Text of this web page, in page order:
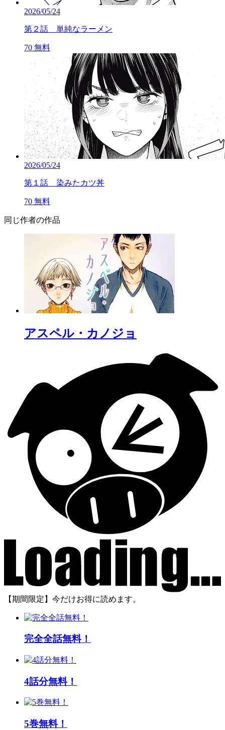
2026/05/24
第２話 単純なラーメン
70 無料
2026/05/24
第１話 染みたカツ丼
70 無料
同じ作者の作品
アスペル・カノジョ
【期間限定】今だけお得に読めます。
完全全話無料！
4話分無料！
5巻無料！